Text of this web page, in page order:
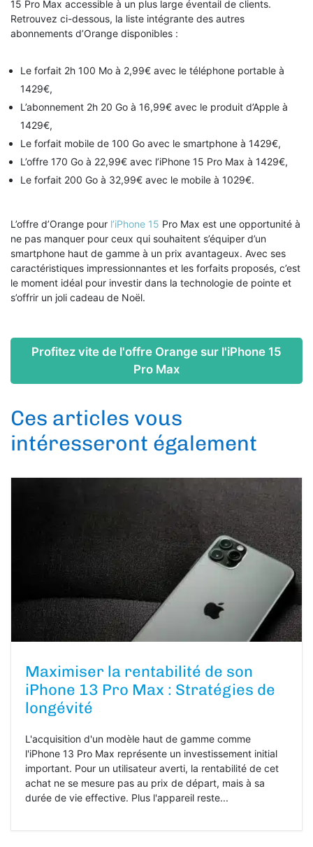
15 Pro Max accessible à un plus large éventail de clients.
Retrouvez ci-dessous, la liste intégrante des autres
abonnements d’Orange disponibles :
Le forfait 2h 100 Mo à 2,99€ avec le téléphone portable à
1429€,
L’abonnement 2h 20 Go à 16,99€ avec le produit d’Apple à
1429€,
Le forfait mobile de 100 Go avec le smartphone à 1429€,
L’offre 170 Go à 22,99€ avec l’iPhone 15 Pro Max à 1429€,
Le forfait 200 Go à 32,99€ avec le mobile à 1029€.
L’offre d’Orange pour l’iPhone 15 Pro Max est une opportunité à
ne pas manquer pour ceux qui souhaitent s’équiper d’un
smartphone haut de gamme à un prix avantageux. Avec ses
caractéristiques impressionnantes et les forfaits proposés, c’est
le moment idéal pour investir dans la technologie de pointe et
s’offrir un joli cadeau de Noël.
Profitez vite de l'offre Orange sur l'iPhone 15
Pro Max
Ces articles vous
intéresseront également
Maximiser la rentabilité de son
iPhone 13 Pro Max : Stratégies de
longévité
L'acquisition d'un modèle haut de gamme comme
l'iPhone 13 Pro Max représente un investissement initial
important. Pour un utilisateur averti, la rentabilité de cet
achat ne se mesure pas au prix de départ, mais à sa
durée de vie effective. Plus l'appareil reste...